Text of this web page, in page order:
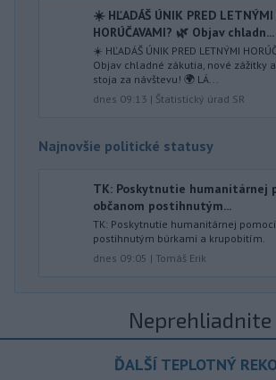
☀️ HĽADÁŠ ÚNIK PRED LETNÝMI
HORÚČAVAMI? 🌿 Objav chladn...
☀️ HĽADÁŠ ÚNIK PRED LETNÝMI
Objav chladné zákutia, nové zážitky
stoja za návštevu! 🌍 LÁ...
dnes 09:13 | Štatistický úrad SR
Najnovšie politické statusy
TK: Poskytnutie humanitárnej
občanom postihnutým...
TK: Poskytnutie humanitárnej
postihnutým búrkami a krupobitím.
dnes 09:05 | Tomáš Erik
Neprehliadnite
ĎALŠÍ TEPLOTNÝ